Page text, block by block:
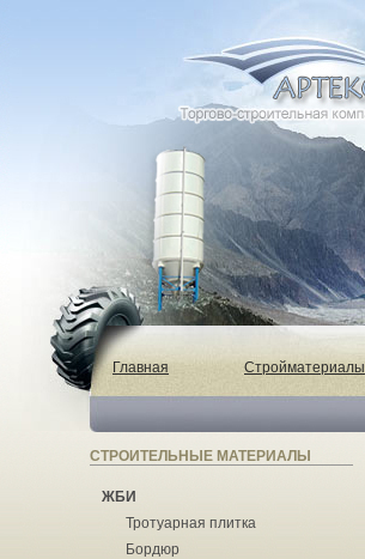
Главная Стройматериалы
СТРОИТЕЛЬНЫЕ МАТЕРИАЛЫ
ЖБИ
Тротуарная плитка
Бордюр